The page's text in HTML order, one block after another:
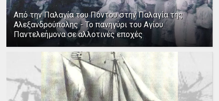
Από την Παλαγία του Πόντου στην Παλαγία της
Αλεξανδρούπολης - Το πανηγύρι του Αγίου
Παντελεήμονα σε αλλοτινές εποχές